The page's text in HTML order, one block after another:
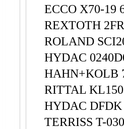
ECCO X70-19
REXTOTH
ROLAND
HYDAC
HAHN+KOLB
RITTAL
HYDAC
TERRISS T-